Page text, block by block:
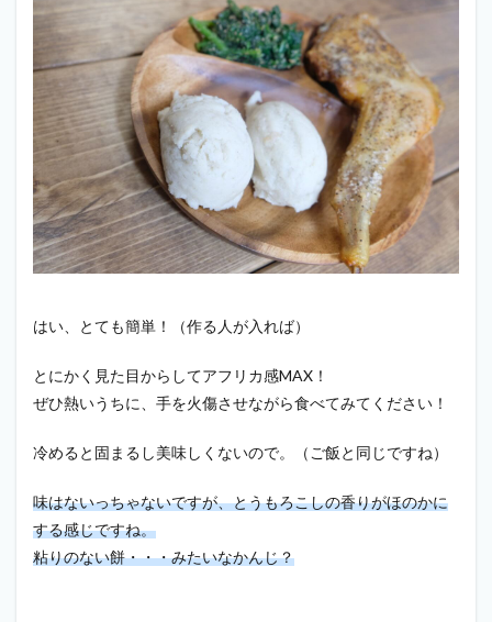
はい、とても簡単！（作る人が入れば）
とにかく見た目からしてアフリカ感MAX！
ぜひ熱いうちに、手を火傷させながら食べてみてください！
冷めると固まるし美味しくないので。（ご飯と同じですね）
味はないっちゃないですが、とうもろこしの香りがほのかに
する感じですね。
粘りのない餅・・・みたいなかんじ？